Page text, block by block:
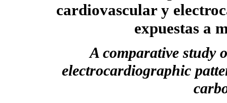
cardiovascular y
expuestas a
A comparative study
electrocardiographic